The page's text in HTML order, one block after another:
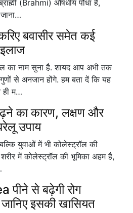
(Brahmi) औषधीय पौधा है,
बवासीर समेत कई
इलाज
का नाम सुना है. शायद आप अभी तक
से अनजान होंगे. हम बता दें कि यह
ही म…
का कारण, लक्षण और
उपाय
युवाओं में भी कोलेस्ट्रॉल की
में कोलेस्ट्रॉल की भूमिका अहम है,
से बढ़ेगी रोग
जानिए इसकी खासियत